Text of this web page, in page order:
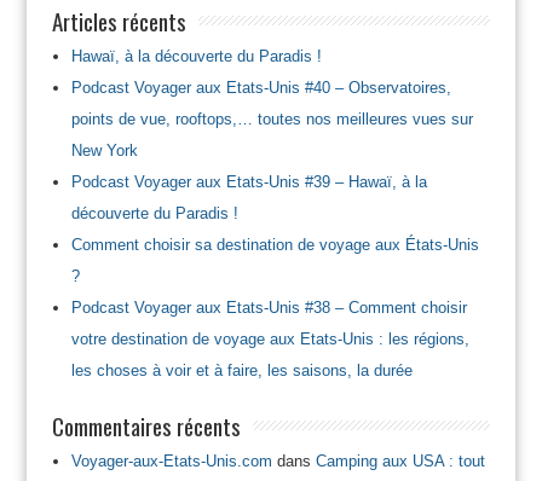
Articles récents
Hawaï, à la découverte du Paradis !
Podcast Voyager aux Etats-Unis #40 – Observatoires,
points de vue, rooftops,… toutes nos meilleures vues sur
New York
Podcast Voyager aux Etats-Unis #39 – Hawaï, à la
découverte du Paradis !
Comment choisir sa destination de voyage aux États-Unis
?
Podcast Voyager aux Etats-Unis #38 – Comment choisir
votre destination de voyage aux Etats-Unis : les régions,
les choses à voir et à faire, les saisons, la durée
Commentaires récents
Voyager-aux-Etats-Unis.com dans Camping aux USA : tout